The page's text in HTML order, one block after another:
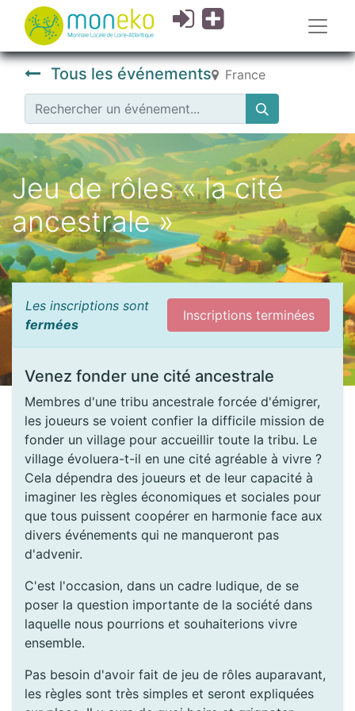
Tous les événements France
Jeu de rôles « la cité
ancestrale »
Les inscriptions sont
fermées
Inscriptions terminées
Venez fonder une cité ancestrale
Membres d'une tribu ancestrale forcée d'émigrer,
les joueurs se voient confier la difficile mission de
fonder un village pour accueillir toute la tribu. Le
village évoluera-t-il en une cité agréable à vivre ?
Cela dépendra des joueurs et de leur capacité à
imaginer les règles économiques et sociales pour
que tous puissent coopérer en harmonie face aux
divers événements qui ne manqueront pas
d'advenir.
C'est l'occasion, dans un cadre ludique, de se
poser la question importante de la société dans
laquelle nous pourrions et souhaiterions vivre
ensemble.
Pas besoin d'avoir fait de jeu de rôles auparavant,
les règles sont très simples et seront expliquées